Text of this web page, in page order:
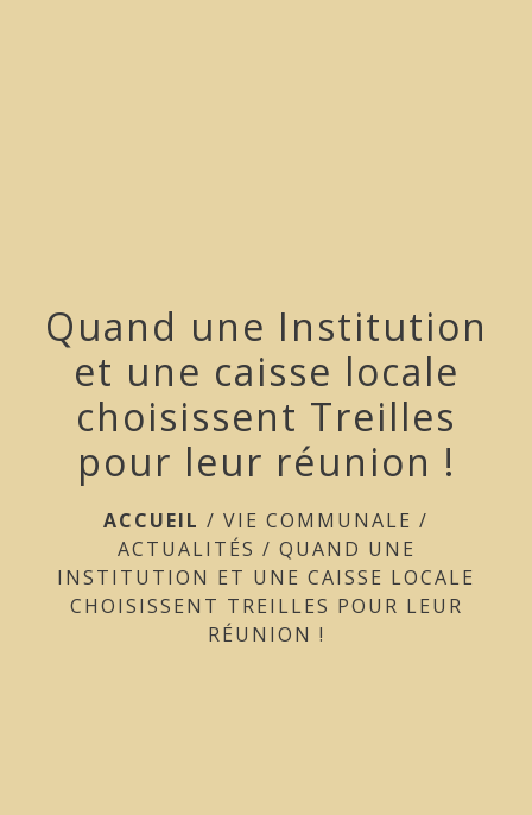
Quand une Institution
et une caisse locale
choisissent Treilles
pour leur réunion !
ACCUEIL / VIE COMMUNALE /
ACTUALITÉS / QUAND UNE
INSTITUTION ET UNE CAISSE LOCALE
CHOISISSENT TREILLES POUR LEUR
RÉUNION !